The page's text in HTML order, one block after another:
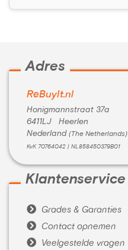
Adres
ReBuyIt.nl
Honigmannstraat 37a
6411LJ Heerlen
Nederland (The Netherlands)
KvK 70764042 | NL858450379B01
Klantenservice
 Grades & Garanties
 Contact opnemen
 Veelgestelde vragen